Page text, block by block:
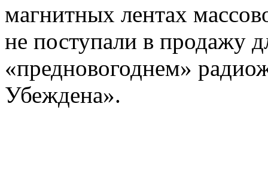
магнитных лентах
не поступали в продажу
«предновогоднем»
Убеждена».